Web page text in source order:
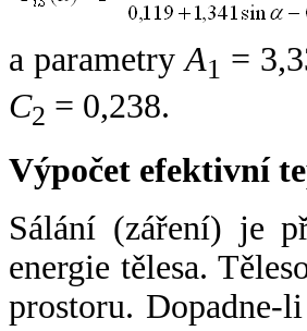
a parametryA1 =
C2 = 0,238.
Výpočet efektivní
Sálání (záření) je
energie tělesa.
prostoru. Dopadne-